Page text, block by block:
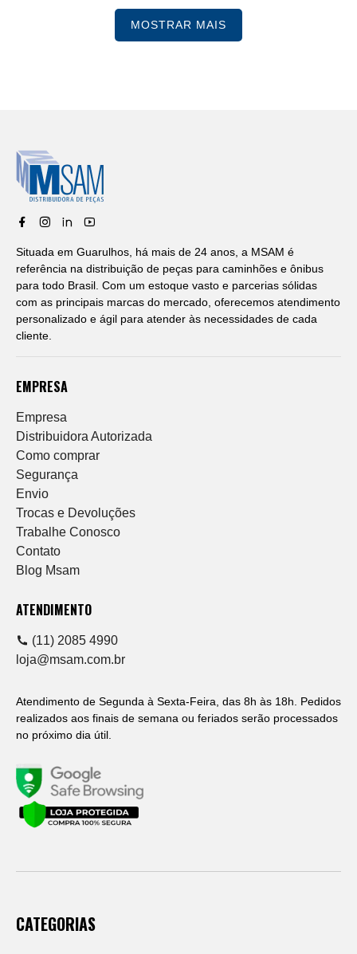
MOSTRAR MAIS
Situada em Guarulhos, há mais de 24 anos, a MSAM é
referência na distribuição de peças para caminhões e ônibus
para todo Brasil. Com um estoque vasto e parcerias sólidas
com as principais marcas do mercado, oferecemos atendimento
personalizado e ágil para atender às necessidades de cada
cliente.
EMPRESA
Empresa
Distribuidora Autorizada
Como comprar
Segurança
Envio
Trocas e Devoluções
Trabalhe Conosco
Contato
Blog Msam
ATENDIMENTO
(11) 2085 4990
loja@msam.com.br
Atendimento de Segunda à Sexta-Feira, das 8h às 18h. Pedidos
realizados aos finais de semana ou feriados serão processados
no próximo dia útil.
CATEGORIAS